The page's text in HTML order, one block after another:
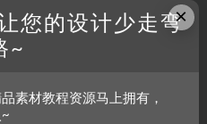
×
您的设计少走弯
~
素材教程资源马上拥有，